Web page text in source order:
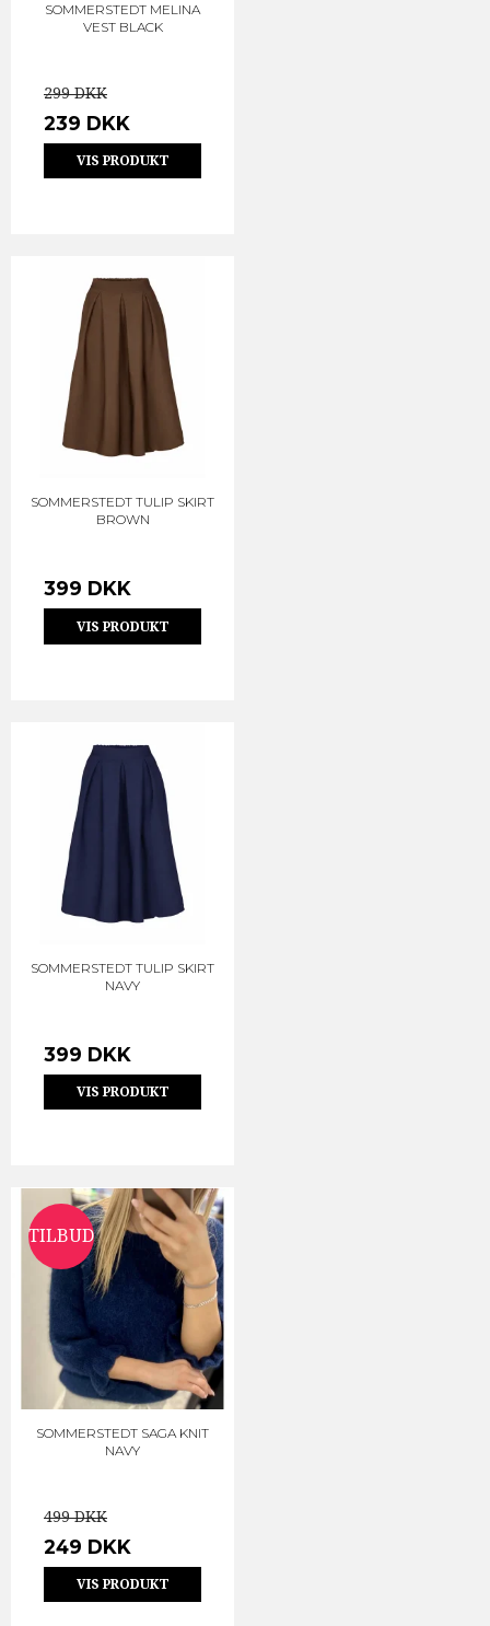
SOMMERSTEDT MELINA
VEST BLACK
299 DKK
239 DKK
VIS PRODUKT
SOMMERSTEDT TULIP SKIRT
BROWN
399 DKK
VIS PRODUKT
SOMMERSTEDT TULIP SKIRT
NAVY
399 DKK
VIS PRODUKT
TILBUD
SOMMERSTEDT SAGA KNIT
NAVY
499 DKK
249 DKK
VIS PRODUKT